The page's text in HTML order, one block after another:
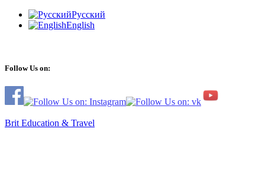
Русский
English
Follow Us on:
Brit Education & Travel